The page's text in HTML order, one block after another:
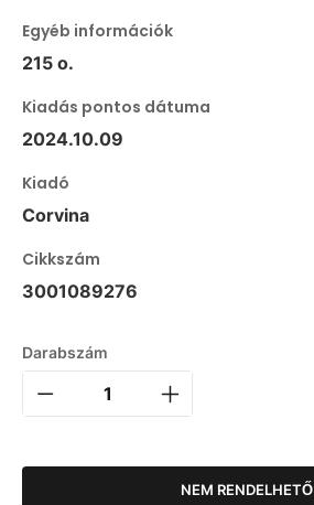
Egyéb információk
215 o.
Kiadás pontos dátuma
2024.10.09
Kiadó
Corvina
Cikkszám
3001089276
Darabszám
NEM RENDELHETŐ